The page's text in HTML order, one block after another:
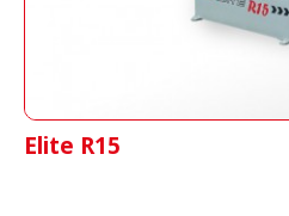
Elite R15